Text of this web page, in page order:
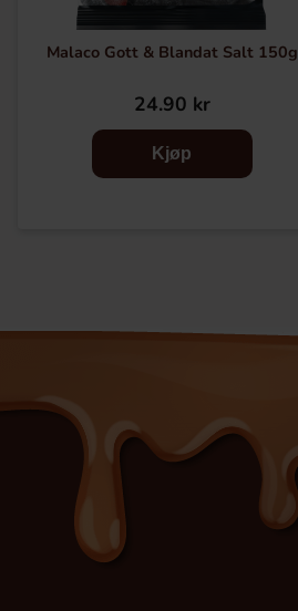
Malaco Gott & Blandat Salt 150g
24.90 kr
Kjøp